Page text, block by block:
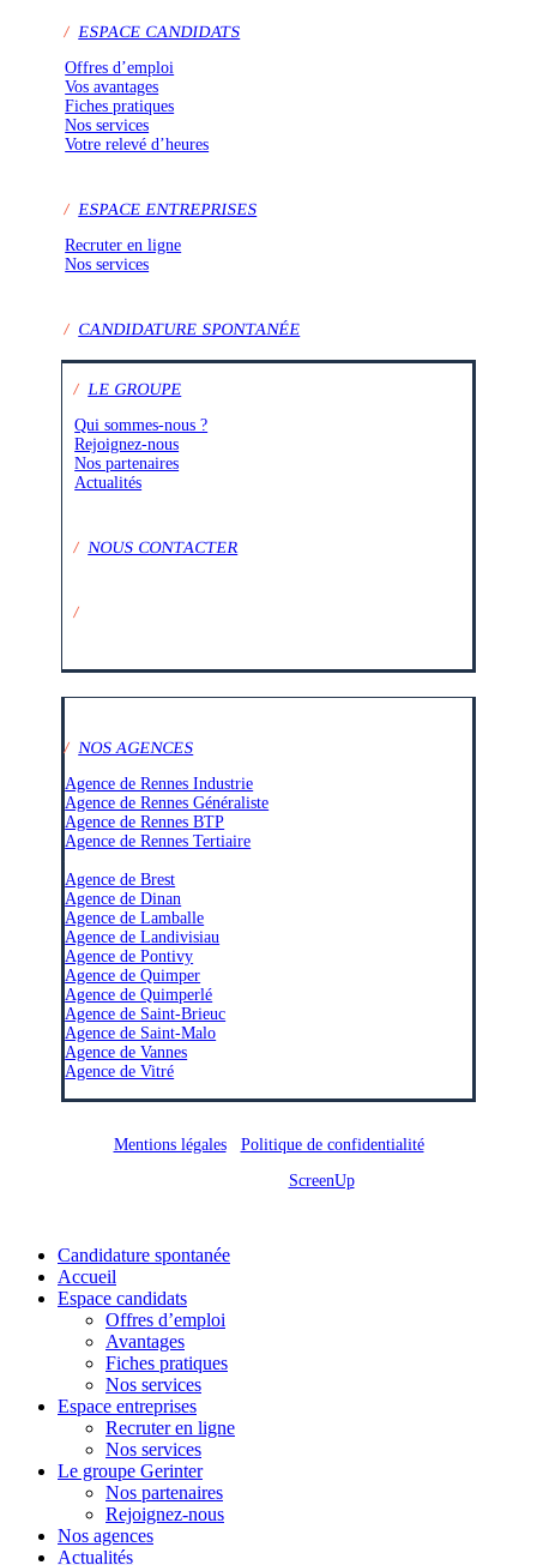
/ ESPACE CANDIDATS
Offres d’emploi
Vos avantages
Fiches pratiques
Nos services
Votre relevé d’heures
/ ESPACE ENTREPRISES
Recruter en ligne
Nos services
/ CANDIDATURE SPONTANÉE
/ LE GROUPE
Qui sommes-nous ?
Rejoignez-nous
Nos partenaires
Actualités
/NOUS CONTACTER
/
/ NOS AGENCES
Agence de Rennes Industrie
Agence de Rennes Généraliste
Agence de Rennes BTP
Agence de Rennes Tertiaire
Agence de Brest
Agence de Dinan
Agence de Lamballe
Agence de Landivisiau
Agence de Pontivy
Agence de Quimper
Agence de Quimperlé
Agence de Saint-Brieuc
Agence de Saint-Malo
Agence de Vannes
Agence de Vitré
Mentions légales/ Politique de confidentialité
ScreenUp
Close
Menu
Candidature spontanée
Accueil
Espace candidats
Offres d’emploi
Avantages
Fiches pratiques
Nos services
Espace entreprises
Recruter en ligne
Nos services
Le groupe Gerinter
Nos partenaires
Rejoignez-nous
Nos agences
Actualités